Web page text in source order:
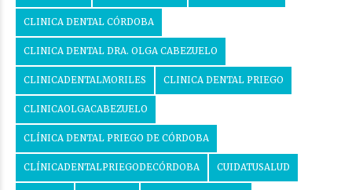
CLINICA DENTAL CÓRDOBA
CLINICA DENTAL DRA. OLGA CABEZUELO
CLINICADENTALMORILES CLINICA DENTAL PRIEGO
CLINICAOLGACABEZUELO
CLÍNICA DENTAL PRIEGO DE CÓRDOBA
CLÍNICADENTALPRIEGODECÓRDOBA CUIDATUSALUD